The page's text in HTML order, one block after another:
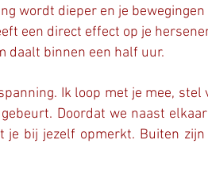
wordt dieper en je
een direct effect op je
daalt binnen een half uur.
Ik loop met je mee, stel
Doordat we naast
bij jezelf opmerkt. Buiten